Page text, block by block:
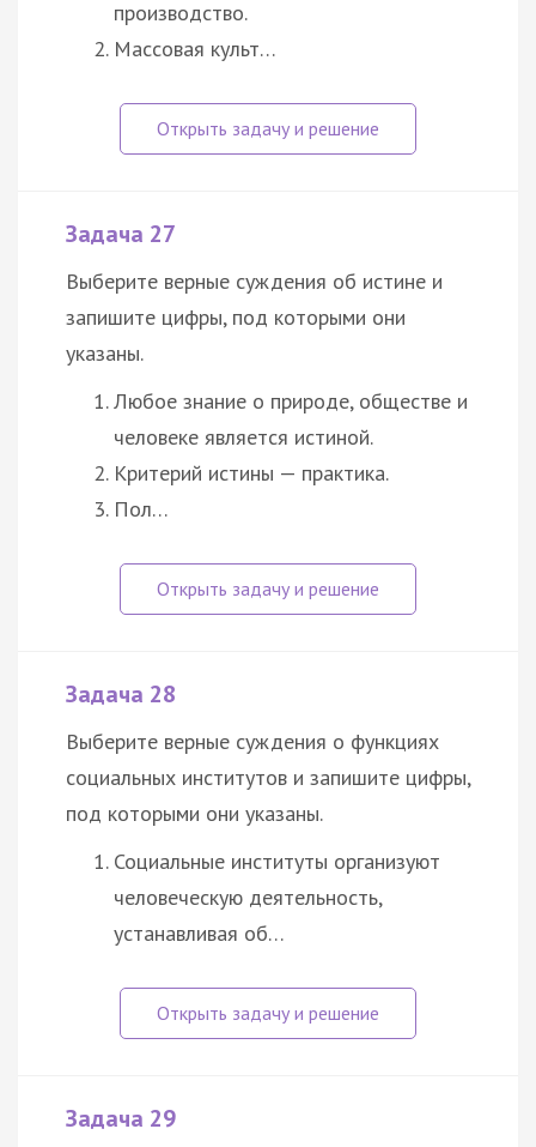
производство.
Массовая культ…
Задача 27
Выберите верные суждения об истине и
запишите цифры, под которыми они
указаны.
Любое знание о природе, обществе и
человеке является истиной.
Критерий истины — практика.
Пол…
Задача 28
Выберите верные суждения о функциях
социальных институтов и запишите цифры,
под которыми они указаны.
Социальные институты организуют
человеческую деятельность,
устанавливая об…
Задача 29